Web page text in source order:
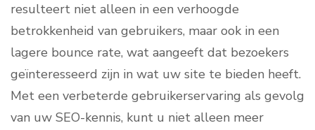
resulteert niet alleen in een verhoogde
betrokkenheid van gebruikers, maar ook in een
lagere bounce rate, wat aangeeft dat bezoekers
geïnteresseerd zijn in wat uw site te bieden heeft.
Met een verbeterde gebruikerservaring als gevolg
van uw SEO-kennis, kunt u niet alleen meer